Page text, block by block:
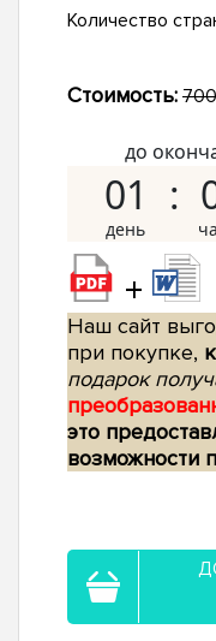
Количество
Стоимость:
до
01
+
Наш сайт
при покупке,
подарок
это
возможности